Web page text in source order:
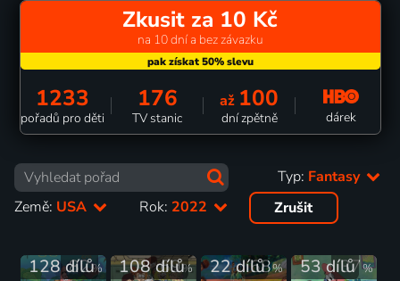
Zkusit za 10 Kč
na 10 dní a bez závazku
1233
pořadů pro děti
176
TV stanic
až 100
dní zpětně dárek
Typ: Fantasy
Země: USA Rok: 2022 Zrušit
82%
128 dílů 69%
108 dílů 68%
22 dílů 37%
53 dílů